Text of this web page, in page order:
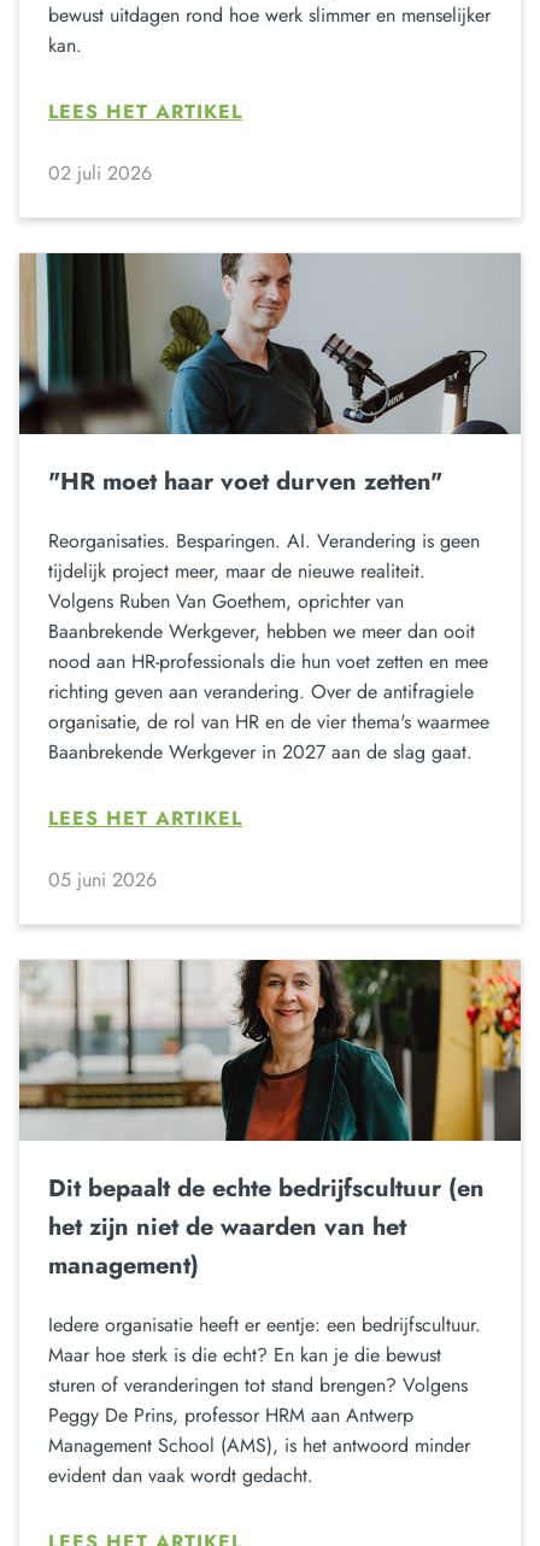
bewust uitdagen rond hoe werk slimmer en menselijker
kan.
LEES HET ARTIKEL
02 juli 2026
"HR moet haar voet durven zetten"
Reorganisaties. Besparingen. AI. Verandering is geen
tijdelijk project meer, maar de nieuwe realiteit.
Volgens Ruben Van Goethem, oprichter van
Baanbrekende Werkgever, hebben we meer dan ooit
nood aan HR-professionals die hun voet zetten en mee
richting geven aan verandering. Over de antifragiele
organisatie, de rol van HR en de vier thema's waarmee
Baanbrekende Werkgever in 2027 aan de slag gaat.
LEES HET ARTIKEL
05 juni 2026
Dit bepaalt de echte bedrijfscultuur (en
het zijn niet de waarden van het
management)
Iedere organisatie heeft er eentje: een bedrijfscultuur.
Maar hoe sterk is die echt? En kan je die bewust
sturen of veranderingen tot stand brengen? Volgens
Peggy De Prins, professor HRM aan Antwerp
Management School (AMS), is het antwoord minder
evident dan vaak wordt gedacht.